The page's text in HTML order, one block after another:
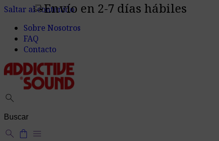
Saltar al contenido
delivery_truck_speedEnvío en 2-7 días hábiles
Sobre Nosotros
FAQ
Contacto
search
search shopping_bag menu